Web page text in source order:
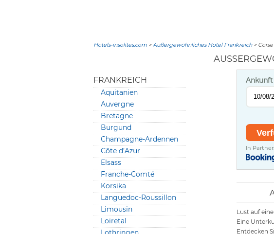
Hotels-insolites.com >Außergewöhnliches Hotel Frankreich> Corse
FRANKREICH
Aquitanien
Auvergne
Bretagne
Burgund
Champagne-Ardennen
Côte d’Azur
Elsass
Franche-Comté
Korsika
Languedoc-Roussillon
Limousin
Loiretal
Ankunft
In
Lust auf
Eine
Entdecken